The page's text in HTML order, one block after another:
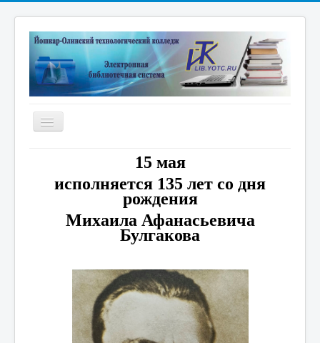
Включить/
выключить
Электронная библиотека
Дистанционные курсы
Книжные выставки
Новые поступления
Научные публикации преподавателей
15 мая
исполняется 135 лет со дня
рождения
Михаила Афанасьевича
Булгакова